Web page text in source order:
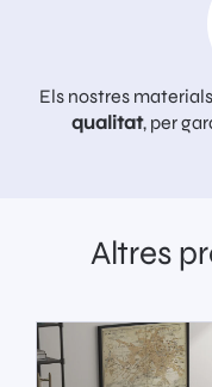
Els nostres
qualitat, per
Altres